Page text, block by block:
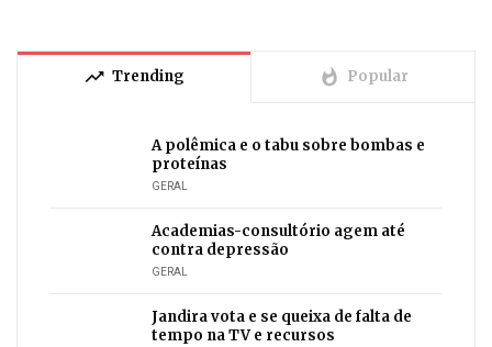
trending_up Trending whatshot Popular
A polêmica e o tabu sobre bombas e
proteínas
GERAL
Academias-consultório agem até
contra depressão
GERAL
Jandira vota e se queixa de falta de
tempo na TV e recursos